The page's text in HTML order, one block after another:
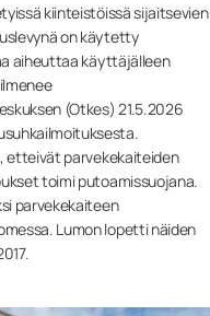
kiinteistöissä sijaitsevien
on käytetty
aiheuttaa käyttäjälleen
(Otkes) 21.5.2026
etteivät parvekekaiteiden
toimi putoamissuojana.
parvekekaiteen
Lumon lopetti näiden